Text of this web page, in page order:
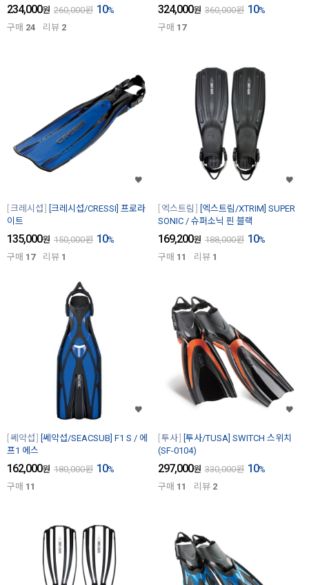
234,000원 260,000원 10%
구매 24 리뷰 2
324,000원 360,000원 10%
구매 17
크레시섭
[크레시섭/CRESSI] 프로라
이트
135,000원 150,000원 10%
구매 17 리뷰 1
엑스트림
[엑스트림/XTRIM] SUPER
SONIC / 슈퍼소닉 핀 블랙
169,200원 188,000원 10%
구매 11 리뷰 1
쎄악섭
[쎄악섭/SEACSUB] F1 S / 에
프1 에스
162,000원 180,000원 10%
구매 11
투사
[투사/TUSA] SWITCH 스위치
(SF-0104)
297,000원 330,000원 10%
구매 11 리뷰 2